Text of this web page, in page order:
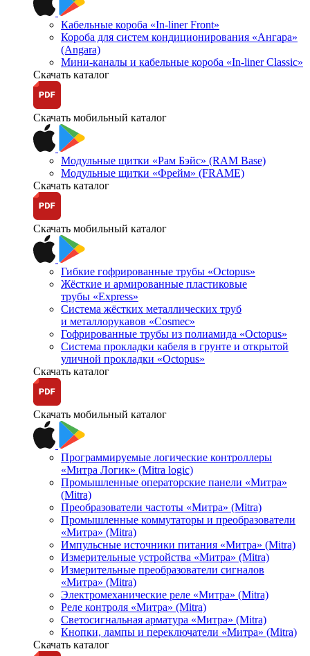
Кабельные короба «In-liner Front»
Короба для систем кондиционирования «Ангара»
(Angara)
Мини-каналы и кабельные короба «In-liner Classic»
Скачать каталог
Скачать мобильный каталог
Модульные щитки «Рам Бэйс» (RAM Base)
Модульные щитки «Фрейм» (FRAME)
Скачать каталог
Скачать мобильный каталог
Гибкие гофрированные трубы «Octopus»
Жёсткие и армированные пластиковые
трубы «Express»
Система жёстких металлических труб
и металлорукавов «Cosmec»
Гофрированные трубы из полиамида «Octopus»
Система прокладки кабеля в грунте и открытой
уличной прокладки «Octopus»
Скачать каталог
Скачать мобильный каталог
Программируемые логические контроллеры
«Митра Логик» (Mitra logic)
Промышленные операторские панели «Митра»
(Mitra)
Преобразователи частоты «Митра» (Mitra)
Промышленные коммутаторы и преобразователи
«Митра» (Mitra)
Импульсные источники питания «Митра» (Mitra)
Измерительные устройства «Митра» (Mitra)
Измерительные преобразователи сигналов
«Митра» (Mitra)
Электромеханические реле «Митра» (Mitra)
Реле контроля «Митра» (Mitra)
Светосигнальная арматура «Митра» (Mitra)
Кнопки, лампы и переключатели «Митра» (Mitra)
Скачать каталог